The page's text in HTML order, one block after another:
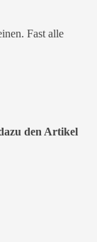
Fast alle
den Artikel